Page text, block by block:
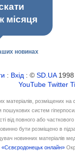
місяця
новинах
: Вхід : ©SD.UA1998
YouTube Twitter
матеріалів, розміщених
пошукових систем
від повного або
бути розміщено в
новинних матеріалів
«Сєвєродонецьк онлайн»